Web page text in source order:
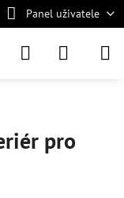
Panel uživatele
pro